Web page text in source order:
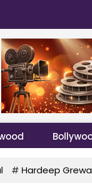
# Hardeep